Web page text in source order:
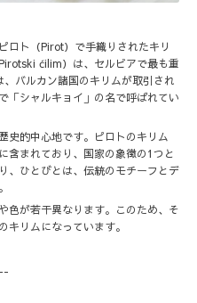
ロト（Pirot）で手織りされたキリ
ćilim）は、セルビアで最も重
バルカン諸国のキリムが取引され
「シャルキョイ」の名で呼ばれてい
史的中心地です。ピロトのキリム
含まれており、国家の象徴の1つと
、ひとびとは、伝統のモチーフとデ
色が若干異なります。このため、そ
キリムになっています。